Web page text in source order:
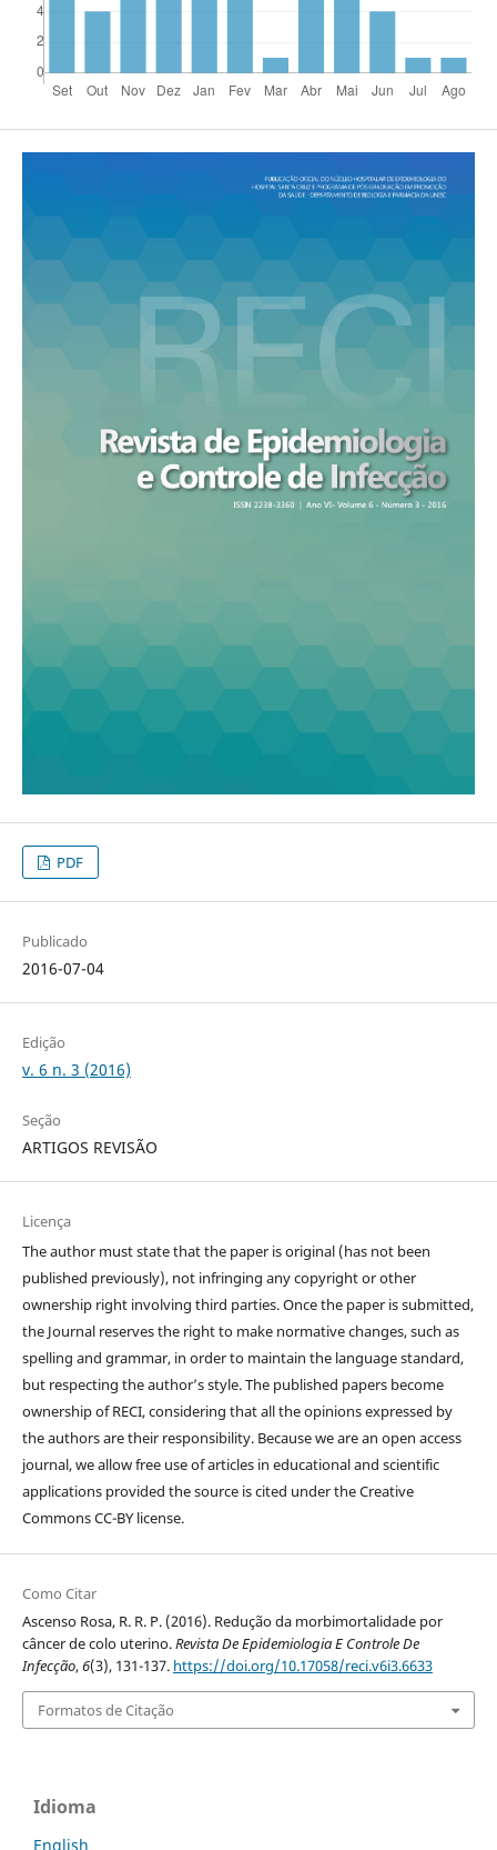
PDF
Publicado
2016-07-04
Edição
v. 6 n. 3 (2016)
Seção
ARTIGOS REVISÃO
Licença
The author must state that the paper is original (has not been
published previously), not infringing any copyright or other
ownership right involving third parties. Once the paper is submitted,
the Journal reserves the right to make normative changes, such as
spelling and grammar, in order to maintain the language standard,
but respecting the author’s style. The published papers become
ownership of RECI, considering that all the opinions expressed by
the authors are their responsibility. Because we are an open access
journal, we allow free use of articles in educational and scientific
applications provided the source is cited under the Creative
Commons CC-BY license.
Como Citar
Ascenso Rosa, R. R. P. (2016). Redução da morbimortalidade por
câncer de colo uterino.Revista De Epidemiologia E Controle De
Infecção,6(3), 131-137. https://doi.org/10.17058/reci.v6i3.6633
Formatos de Citação
Idioma
English